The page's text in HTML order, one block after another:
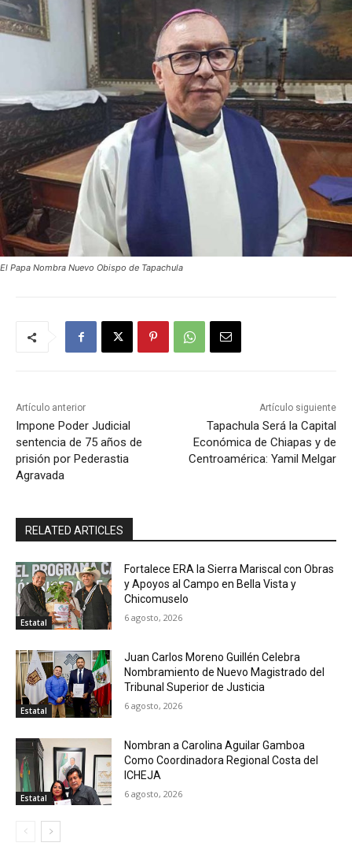
El Papa Nombra Nuevo Obispo de Tapachula
Artículo anterior
Impone Poder Judicial
sentencia de 75 años de
prisión por Pederastia
Agravada
Artículo siguiente
Tapachula Será la Capital
Económica de Chiapas y de
Centroamérica: Yamil Melgar
RELATED ARTICLES
Estatal
Fortalece ERA la Sierra Mariscal con Obras
y Apoyos al Campo en Bella Vista y
Chicomuselo
6 agosto, 2026
Estatal
Juan Carlos Moreno Guillén Celebra
Nombramiento de Nuevo Magistrado del
Tribunal Superior de Justicia
6 agosto, 2026
Estatal
Nombran a Carolina Aguilar Gamboa
Como Coordinadora Regional Costa del
ICHEJA
6 agosto, 2026